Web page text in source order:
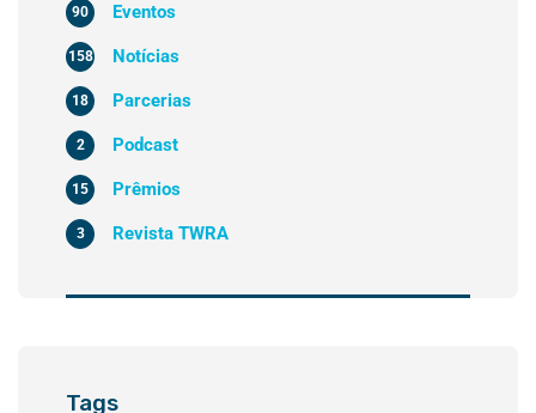
Eventos
90
Notícias
158
Parcerias
18
Podcast
2
Prêmios
15
Revista TWRA
3
Tags